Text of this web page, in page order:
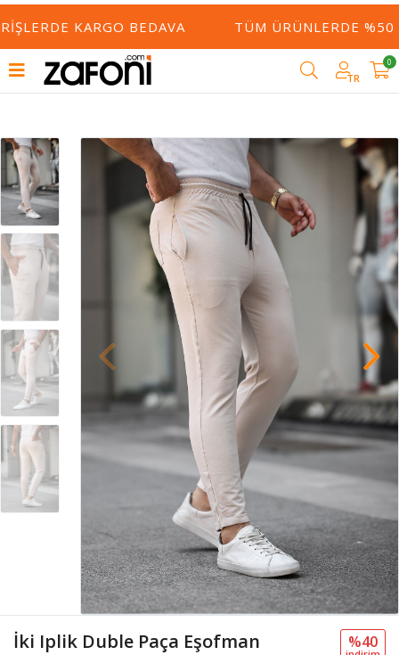
KARGO BEDAVA TÜM ÜRÜNLERDE %50
TR
0
İki Iplik Duble Paça Eşofman %40